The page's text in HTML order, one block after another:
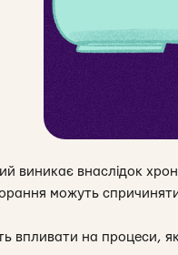
виникає внаслідок
можуть
впливати на процеси,